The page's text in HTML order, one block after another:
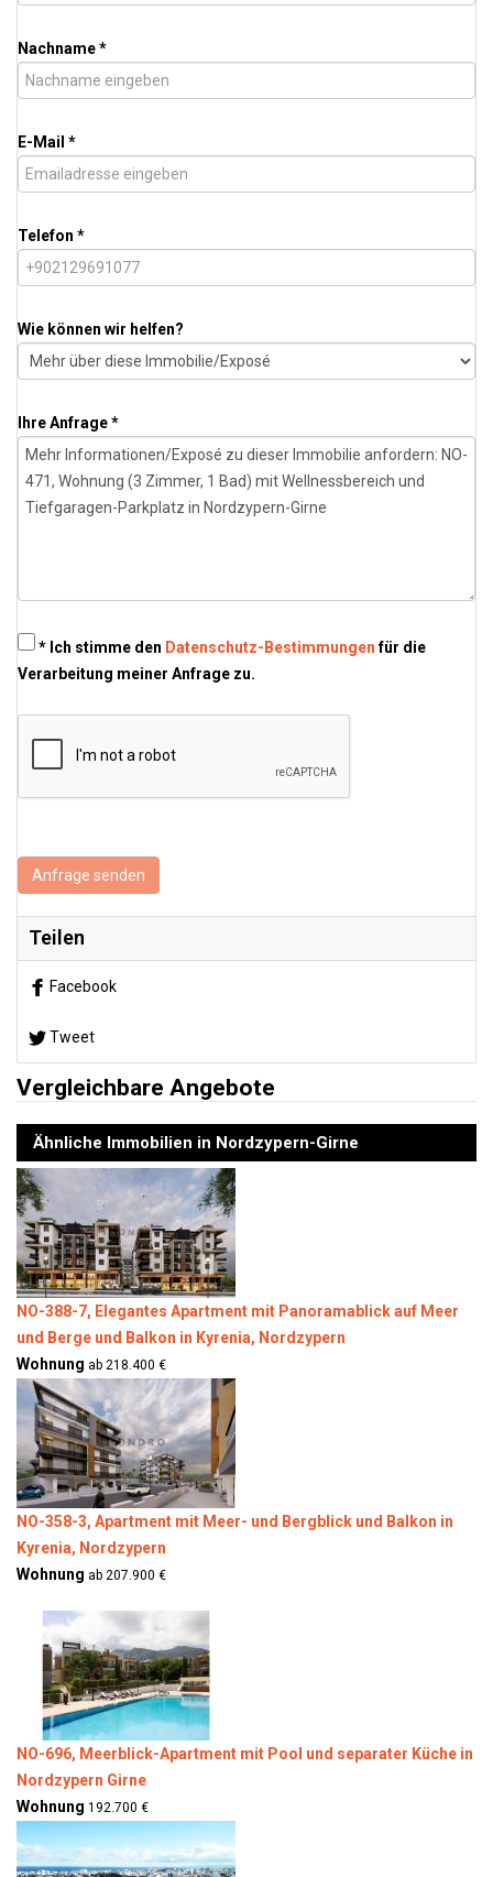
Nachname *
E-Mail *
Telefon *
Wie können wir helfen?
Ihre Anfrage *
* Ich stimme den Datenschutz-Bestimmungenfür die
Verarbeitung meiner Anfrage zu.
Anfrage senden
Teilen
Facebook
Tweet
Vergleichbare Angebote
Ähnliche Immobilien in Nordzypern-Girne
NO-388-7, Elegantes Apartment mit Panoramablick auf Meer
und Berge und Balkon in Kyrenia, Nordzypern
Wohnung ab 218.400 €
NO-358-3, Apartment mit Meer- und Bergblick und Balkon in
Kyrenia, Nordzypern
Wohnung ab 207.900 €
NO-696, Meerblick-Apartment mit Pool und separater Küche in
Nordzypern Girne
Wohnung 192.700 €